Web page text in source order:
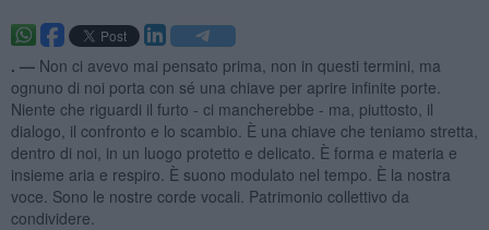
. — Non ci avevo mai pensato prima, non in questi termini, ma
ognuno di noi porta con sé una chiave per aprire infinite porte.
Niente che riguardi il furto - ci mancherebbe - ma, piuttosto, il
dialogo, il confronto e lo scambio. È una chiave che teniamo stretta,
dentro di noi, in un luogo protetto e delicato. È forma e materia e
insieme aria e respiro. È suono modulato nel tempo. È la nostra
voce. Sono le nostre corde vocali. Patrimonio collettivo da
condividere.